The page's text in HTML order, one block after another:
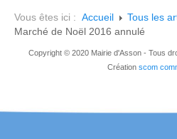
Vous êtes ici : Accueil
Tous les
Marché de Noël 2016 annulé
Copyright © 2020 Mairie d'Asson - Tous
Création scom